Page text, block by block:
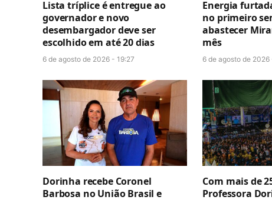
Lista tríplice é entregue ao
governador e novo
desembargador deve ser
escolhido em até 20 dias
6 de agosto de 2026 - 19:27
Energia
no primeiro
abastecer
mês
6 de agosto de 2026
Dorinha recebe Coronel
Barbosa no União Brasil e
Com mais de
Professora